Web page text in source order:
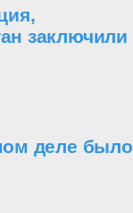
заключили
деле было